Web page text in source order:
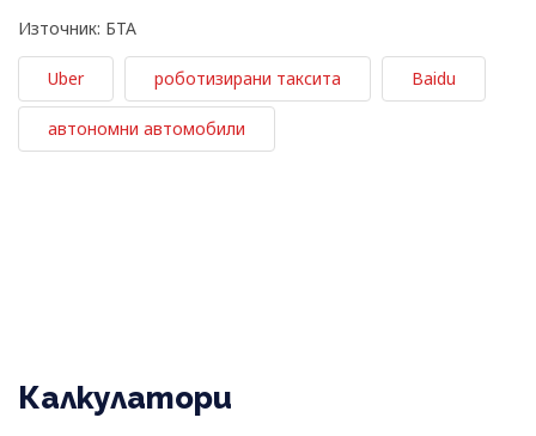
Източник: БТА
Uber роботизирани таксита Baidu
автономни автомобили
Калкулатори